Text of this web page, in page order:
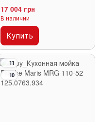
17 004 грн
В наличии
Купить
11
10